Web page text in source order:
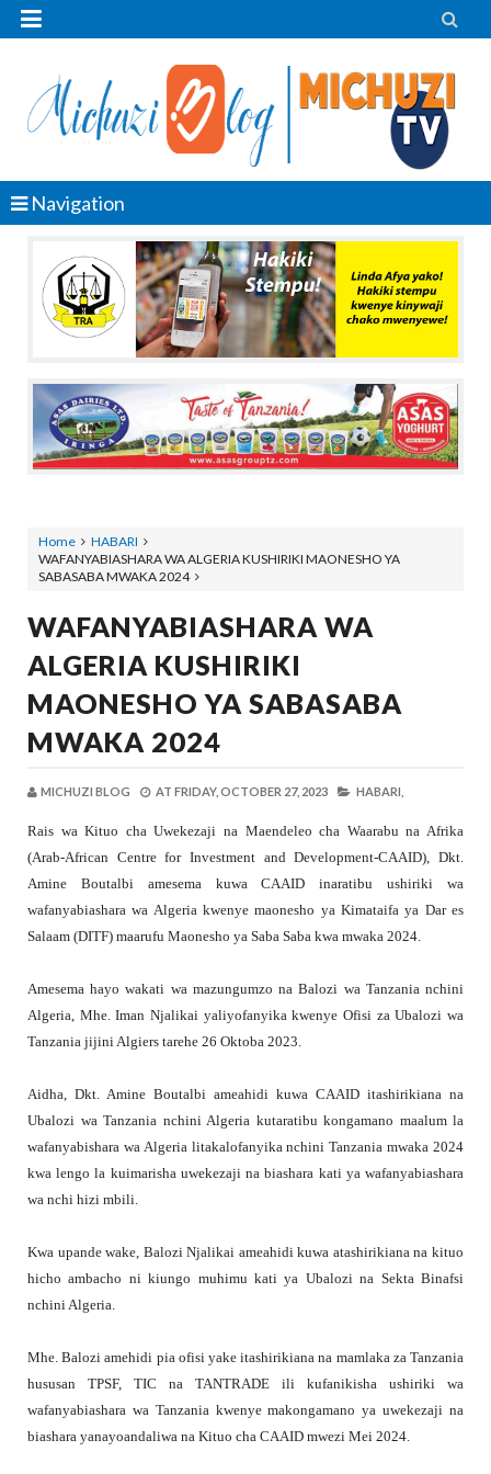
 
Navigation
Home
HABARI
WAFANYABIASHARA WA ALGERIA KUSHIRIKI MAONESHO YA
SABASABA MWAKA 2024
WAFANYABIASHARA WA
ALGERIA KUSHIRIKI
MAONESHO YA SABASABA
MWAKA 2024
MICHUZI BLOG AT FRIDAY, OCTOBER 27, 2023 HABARI,
Rais wa Kituo cha Uwekezaji na Maendeleo cha Waarabu na Afrika
(Arab-African Centre for Investment and Development-CAAID), Dkt.
Amine Boutalbi amesema kuwa CAAID inaratibu ushiriki wa
wafanyabiashara wa Algeria kwenye maonesho ya Kimataifa ya Dar es
Salaam (DITF) maarufu Maonesho ya Saba Saba kwa mwaka 2024.
Amesema hayo wakati wa mazungumzo na Balozi wa Tanzania nchini
Algeria, Mhe. Iman Njalikai yaliyofanyika kwenye Ofisi za Ubalozi wa
Tanzania jijini Algiers tarehe 26 Oktoba 2023.
Aidha, Dkt. Amine Boutalbi ameahidi kuwa CAAID itashirikiana na
Ubalozi wa Tanzania nchini Algeria kutaratibu kongamano maalum la
wafanyabishara wa Algeria litakalofanyika nchini Tanzania mwaka 2024
kwa lengo la kuimarisha uwekezaji na biashara kati ya wafanyabiashara
wa nchi hizi mbili.
Kwa upande wake, Balozi Njalikai ameahidi kuwa atashirikiana na kituo
hicho ambacho ni kiungo muhimu kati ya Ubalozi na Sekta Binafsi
nchini Algeria.
Mhe. Balozi amehidi pia ofisi yake itashirikiana na mamlaka za Tanzania
hususan TPSF, TIC na TANTRADE ili kufanikisha ushiriki wa
wafanyabiashara wa Tanzania kwenye makongamano ya uwekezaji na
biashara yanayoandaliwa na Kituo cha CAAID mwezi Mei 2024.